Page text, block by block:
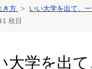
き方
いい大学を出て、
1 枚目
大学を出